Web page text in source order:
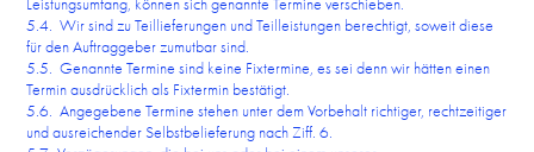
Leistungsumfang, können sich genannte Termine verschieben.
5.4. Wir sind zu Teillieferungen und Teilleistungen berechtigt, soweit diese
für den Auftraggeber zumutbar sind.
5.5. Genannte Termine sind keine Fixtermine, es sei denn wir hätten einen
Termin ausdrücklich als Fixtermin bestätigt.
5.6. Angegebene Termine stehen unter dem Vorbehalt richtiger, rechtzeitiger
und ausreichender Selbstbelieferung nach Ziff. 6.